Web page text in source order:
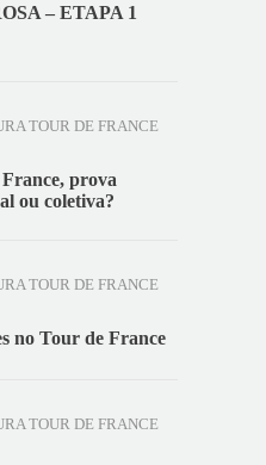
– ETAPA 1
TOUR DE FRANCE
prova
ou coletiva?
TOUR DE FRANCE
no Tour de France
TOUR DE FRANCE